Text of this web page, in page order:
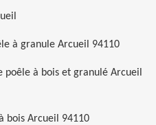
à granule Arcueil 94110
poêle à bois et granulé Arcueil
bois Arcueil 94110